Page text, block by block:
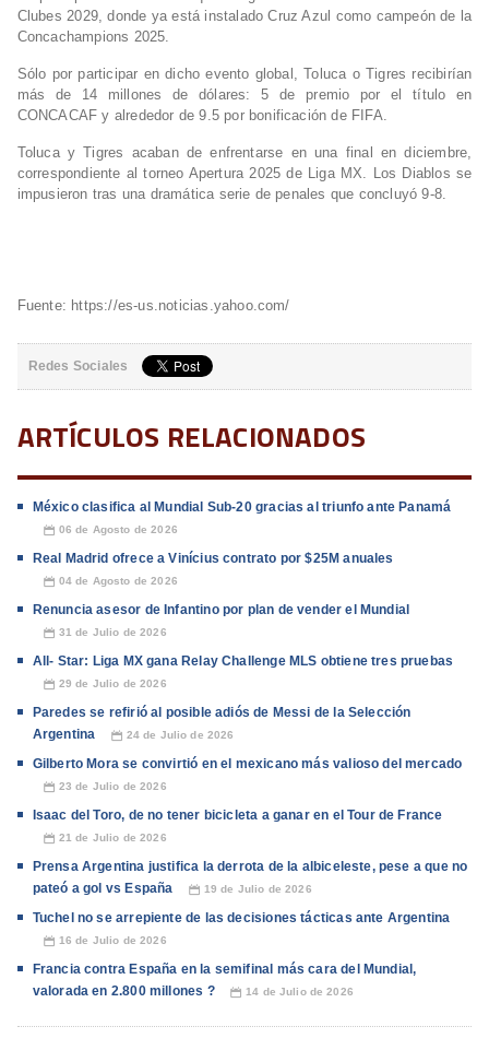
Clubes 2029, donde ya está instalado Cruz Azul como campeón de la
Concachampions 2025.
Sólo por participar en dicho evento global, Toluca o Tigres recibirían
más de 14 millones de dólares: 5 de premio por el título en
CONCACAF y alrededor de 9.5 por bonificación de FIFA.
Toluca y Tigres acaban de enfrentarse en una final en diciembre,
correspondiente al torneo Apertura 2025 de Liga MX. Los Diablos se
impusieron tras una dramática serie de penales que concluyó 9-8.
Fuente: https://es-us.noticias.yahoo.com/
Redes Sociales
ARTÍCULOS RELACIONADOS
México clasifica al Mundial Sub-20 gracias al triunfo ante Panamá
📅 06 de Agosto de 2026
Real Madrid ofrece a Vinícius contrato por $25M anuales
📅 04 de Agosto de 2026
Renuncia asesor de Infantino por plan de vender el Mundial
📅 31 de Julio de 2026
All- Star: Liga MX gana Relay Challenge MLS obtiene tres pruebas
📅 29 de Julio de 2026
Paredes se refirió al posible adiós de Messi de la Selección
Argentina
📅 24 de Julio de 2026
Gilberto Mora se convirtió en el mexicano más valioso del mercado
📅 23 de Julio de 2026
Isaac del Toro, de no tener bicicleta a ganar en el Tour de France
📅 21 de Julio de 2026
Prensa Argentina justifica la derrota de la albiceleste, pese a que no
pateó a gol vs España
📅 19 de Julio de 2026
Tuchel no se arrepiente de las decisiones tácticas ante Argentina
📅 16 de Julio de 2026
Francia contra España en la semifinal más cara del Mundial,
valorada en 2.800 millones ?
📅 14 de Julio de 2026